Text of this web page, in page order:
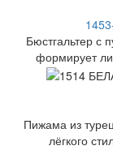
Бюстгальтер с
формирует
Пижама из
лёгкого